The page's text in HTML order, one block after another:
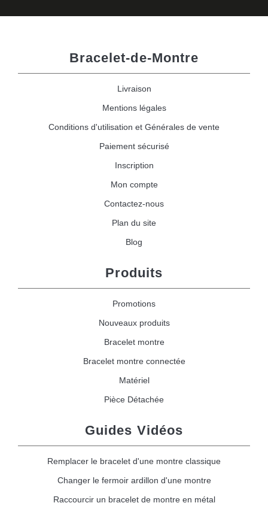
Bracelet-de-Montre
Livraison
Mentions légales
Conditions d'utilisation et Générales de vente
Paiement sécurisé
Inscription
Mon compte
Contactez-nous
Plan du site
Blog
Produits
Promotions
Nouveaux produits
Bracelet montre
Bracelet montre connectée
Matériel
Pièce Détachée
Guides Vidéos
Remplacer le bracelet d'une montre classique
Changer le fermoir ardillon d'une montre
Raccourcir un bracelet de montre en métal